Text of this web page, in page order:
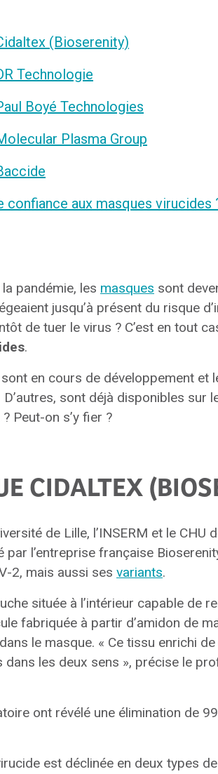
(Bioserenity)
Technologie
Boyé Technologies
Plasma Group
confiance aux masques virucides
pandémie, les masques sont
jusqu’à présent du risque
de tuer le virus ? C’est en tout
.
en cours de développement et
sont déjà disponibles sur
Peut-on s’y fier ?
CIDALTEX
de Lille, l’INSERM et le CHU
par l’entreprise française
2, mais aussi ses variants.
située à l’intérieur capable de
fabriquée à partir d’amidon de
le masque. « Ce tissu enrichi
dans les deux sens », précise le
ont révélé une élimination de
est déclinée en deux types